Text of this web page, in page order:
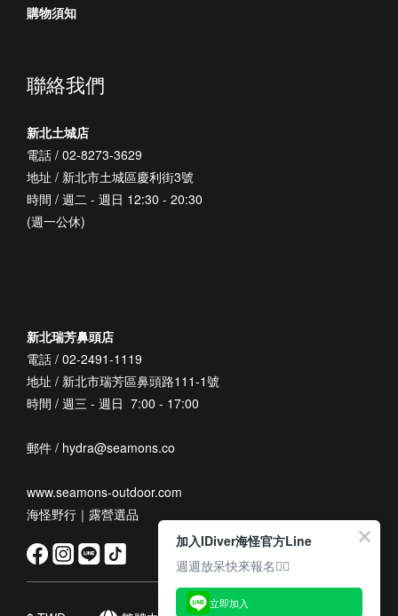
購物須知
聯絡我們
新北土城店
電話 / 02-8273-3629
地址 / 新北市土城區慶利街3號
時間 / 週二 - 週日 12:30 - 20:30
(週一公休)
新北瑞芳鼻頭店
電話 / 02-2491-1119
地址 / 新北市瑞芳區鼻頭路111-1號
時間 / 週三 - 週日 7:00 - 17:00
郵件 / hydra@seamons.co
www.seamons-outdoor.com
海怪野行｜露營選品
加入IDiver海怪官方Line
週週放呆快來報名👆🏽
立即加入